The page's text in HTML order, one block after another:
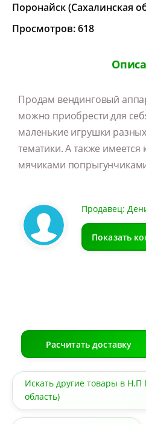
Поронайск (Сахалинская
Просмотров: 618
Продам вендинговый
можно приобрести для
маленькие игрушки
тематики. А также
мячиками
Продавец:
Показать
Расчитать доставку
Искать другие товары в Н.П
область)